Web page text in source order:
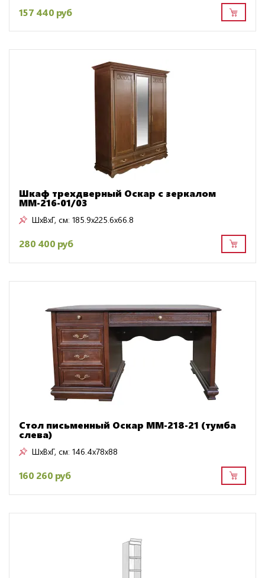
157 440 руб
Шкаф трехдверный Оскар с зеркалом
ММ-216-01/03
ШxВxГ, см: 185.9x225.6x66.8
280 400 руб
Стол письменный Оскар ММ-218-21 (тумба
слева)
ШxВxГ, см: 146.4x78x88
160 260 руб